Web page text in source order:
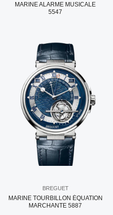
MARINE ALARME MUSICALE
5547
BREGUET
MARINE TOURBILLON ÉQUATION
MARCHANTE 5887